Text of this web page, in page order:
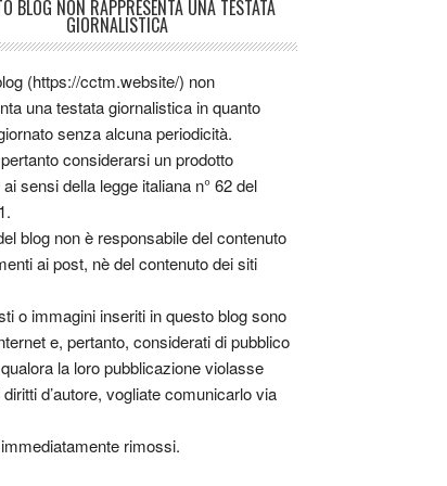
BLOG NON RAPPRESENTA UNA TESTATA
GIORNALISTICA
(https://cctm.website/) non
una testata giornalistica in quanto
senza alcuna periodicità.
considerarsi un prodotto
sensi della legge italiana n° 62 del
blog non è responsabile del contenuto
ai post, nè del contenuto dei siti
o immagini inseriti in questo blog sono
e, pertanto, considerati di pubblico
la loro pubblicazione violasse
d’autore, vogliate comunicarlo via
rimossi.